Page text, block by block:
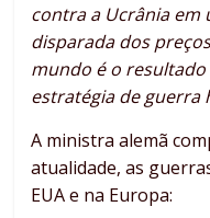
contra a Ucrânia em
disparada dos
mundo é o
estratégia de guerra
A ministra alemã
atualidade, as
EUA e na Europa: